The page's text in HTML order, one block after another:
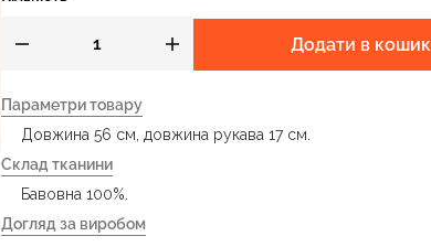
Додати в кошик
Параметри товару
Довжина 56 см, довжина рукава 17 см.
Склад тканини
Бавовна 100%.
Догляд за виробом